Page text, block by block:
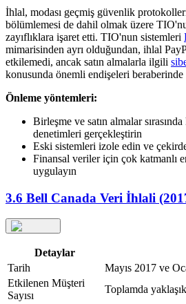
İhlal, modası geçmiş güvenlik
bölümlemesi de dahil olmak üzere
zayıflıklara işaret etti. TIO'nun sistemleri
mimarisinden ayrı olduğundan, ihlal
etkilemedi, ancak satın almalarla ilgili
konusunda önemli endişeleri
Önleme yöntemleri:
Birleşme ve satın almalar
denetimleri gerçekleştirin
Eski sistemleri izole edin ve
Finansal veriler için çok katmanlı
uygulayın
3.6 Bell Canada Veri İhlali
Detaylar
Tarih
Mayıs 2017 ve
Etkilenen Müşteri
Sayısı
Toplamda